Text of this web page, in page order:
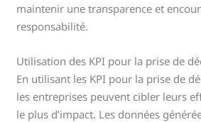
maintenir une transparence et
responsabilité.
Utilisation des KPI pour la prise de
En utilisant les KPI pour la prise de
les entreprises peuvent cibler leurs
le plus d’impact. Les données